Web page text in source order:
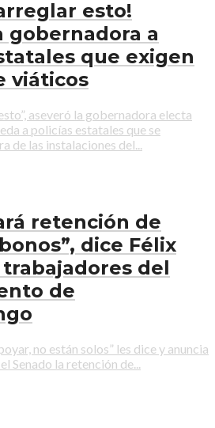
esto!
gobernadora a
que exigen
viáticos
aseveró la gobernadora electa
a policías estatales que se
de las instalaciones del...
retención de
dice Félix
trabajadores del
de
no están solos” les dice y anuncia
Senado la retención de...